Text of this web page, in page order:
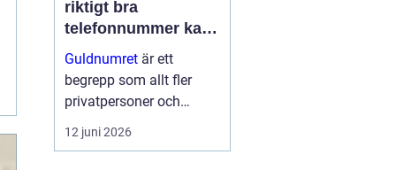
riktigt bra
telefonnummer kan
göra för dig
Guldnumret är ett
begrepp som allt fler
privatpersoner och
företag får upp ögonen
för när de vill sticka ut,
12 juni 2026